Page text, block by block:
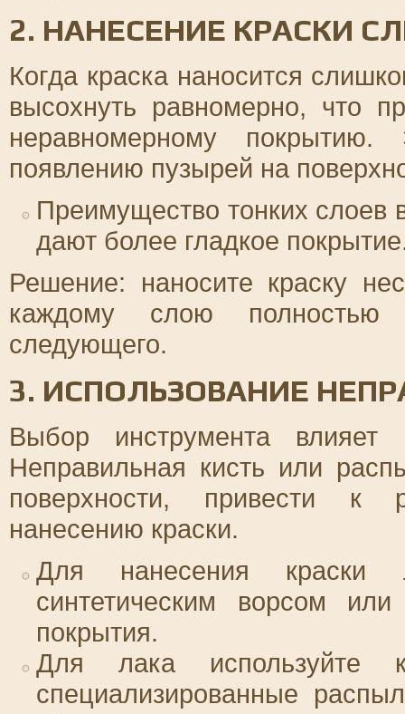
2. НАНЕСЕНИЕ КРАСКИ
Когда краска наносится
высохнуть равномерно, что
неравномерному
появлению пузырей на
Преимущество тонких слоев
дают более гладкое
Решение: наносите краску
каждому слою полностью
следующего.
3. ИСПОЛЬЗОВАНИЕ
Выбор инструмента влияет
Неправильная кисть или
поверхности, привести к
нанесению краски.
Для нанесения краски
синтетическим ворсом
покрытия.
Для лака
специализированные